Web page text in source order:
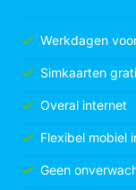
Werkdagen
Simkaarten
Overal internet
Flexibel mobiel
Geen